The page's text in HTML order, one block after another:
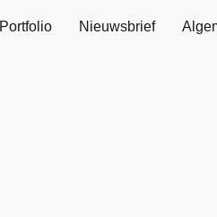
Portfolio Nieuwsbrief